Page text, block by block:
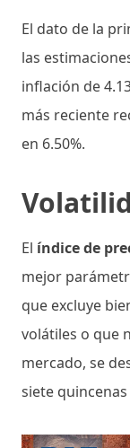
El dato de la
las
inflación de
más reciente
en 6.50%.
El índice de
mejor
que excluye
volátiles o que
mercado, se
siete